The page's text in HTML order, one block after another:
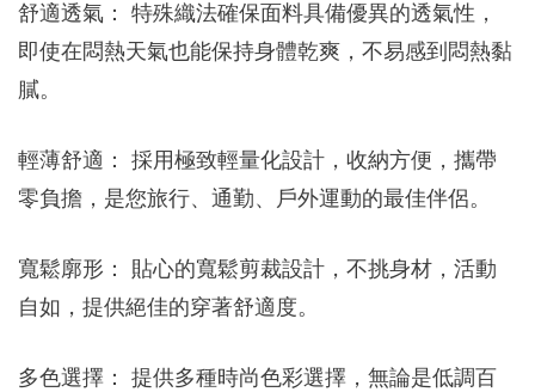
舒適透氣： 特殊織法確保面料具備優異的透氣性，
即使在悶熱天氣也能保持身體乾爽，不易感到悶熱黏
膩。
輕薄舒適： 採用極致輕量化設計，收納方便，攜帶
零負擔，是您旅行、通勤、戶外運動的最佳伴侶。
寬鬆廓形： 貼心的寬鬆剪裁設計，不挑身材，活動
自如，提供絕佳的穿著舒適度。
多色選擇： 提供多種時尚色彩選擇，無論是低調百